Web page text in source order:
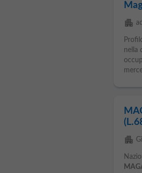
apartment
nella
apartment